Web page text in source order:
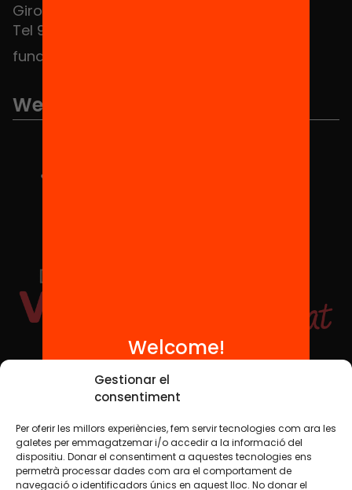
Gestionar el
consentiment
Per oferir les millors experiències, fem servir tecnologies com ara les
galetes per emmagatzemar i/o accedir a la informació del
dispositiu. Donar el consentiment a aquestes tecnologies ens
permetrà processar dades com ara el comportament de
navegació o identificadors únics en aquest lloc. No donar el
Girona 34, interior 08010 Barcelona
Tel 934 588 700
fundacio@equitat.org
We are part of...
Social Media
TW YTB IG FB IN
Welcome!